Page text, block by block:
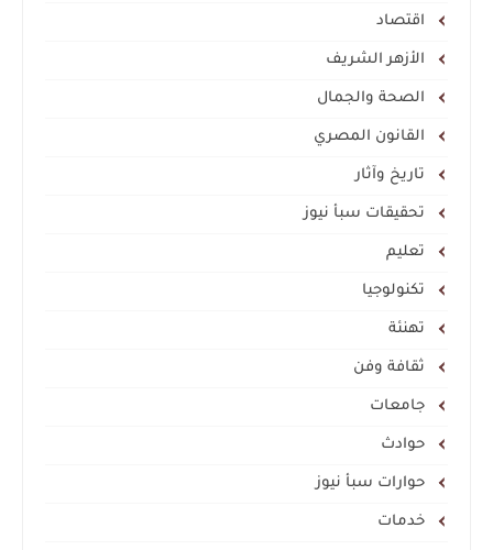
اقتصاد
الأزهر الشريف
الصحة والجمال
القانون المصري
تاريخ وآثار
تحقيقات سبأ نيوز
تعليم
تكنولوجيا
تهنئة
ثقافة وفن
جامعات
حوادث
حوارات سبأ نيوز
خدمات